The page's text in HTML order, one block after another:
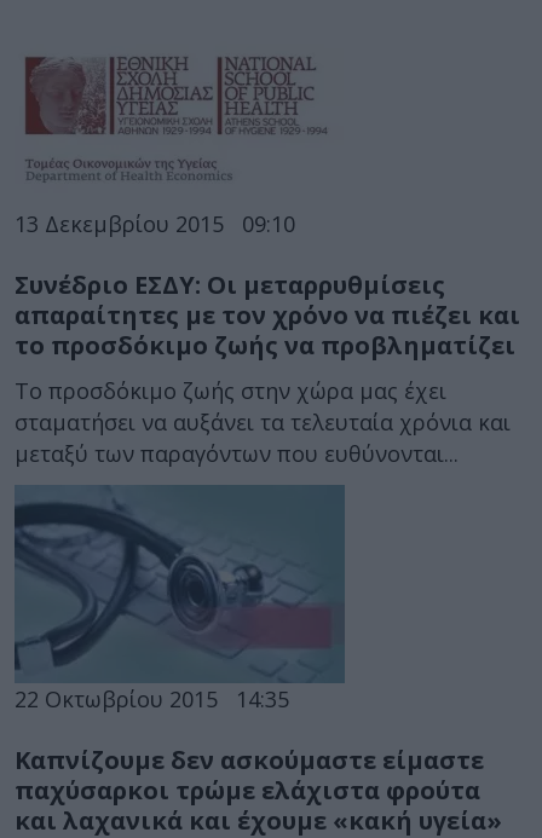
13 Δεκεμβρίου 2015 09:10
Συνέδριο ΕΣΔΥ: Οι μεταρρυθμίσεις
απαραίτητες με τον χρόνο να πιέζει και
το προσδόκιμο ζωής να προβληματίζει
Το προσδόκιμο ζωής στην χώρα μας έχει
σταματήσει να αυξάνει τα τελευταία χρόνια και
μεταξύ των παραγόντων που ευθύνονται...
22 Οκτωβρίου 2015 14:35
Καπνίζουμε δεν ασκούμαστε είμαστε
παχύσαρκοι τρώμε ελάχιστα φρούτα
και λαχανικά και έχουμε «κακή υγεία»